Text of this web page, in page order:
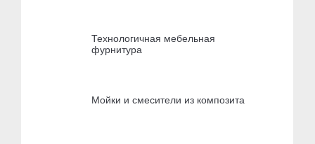
Технологичная мебельная
фурнитура
Мойки и смесители из композита